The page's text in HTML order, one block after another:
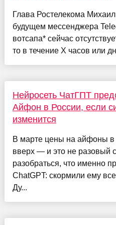
Глава Ростелекома
будущем мессенджера
вотсапа* сейчас
то в течение X часов или
Нейросеть ЧатГПТ
Айфон в России, если
изменится
В марте цены на айфоны в
вверх — и это не разовый
разобраться, что именно
ChatGPT: скормили ему
Ду...